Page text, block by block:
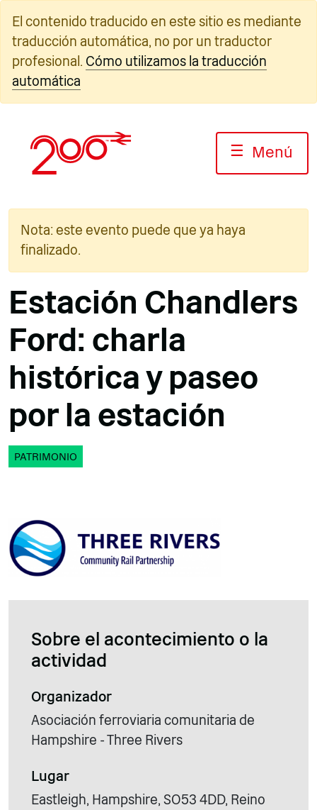
contenido
El contenido traducido en este sitio es mediante
traducción automática, no por un traductor
profesional. Cómo utilizamos la traducción
automática
☰ Menú
Nota: este evento puede que ya haya
finalizado.
Estación Chandlers
Ford: charla
histórica y paseo
por la estación
PATRIMONIO
Sobre el acontecimiento o la
actividad
Organizador
Asociación ferroviaria comunitaria de
Hampshire - Three Rivers
Lugar
Eastleigh, Hampshire, SO53 4DD, Reino